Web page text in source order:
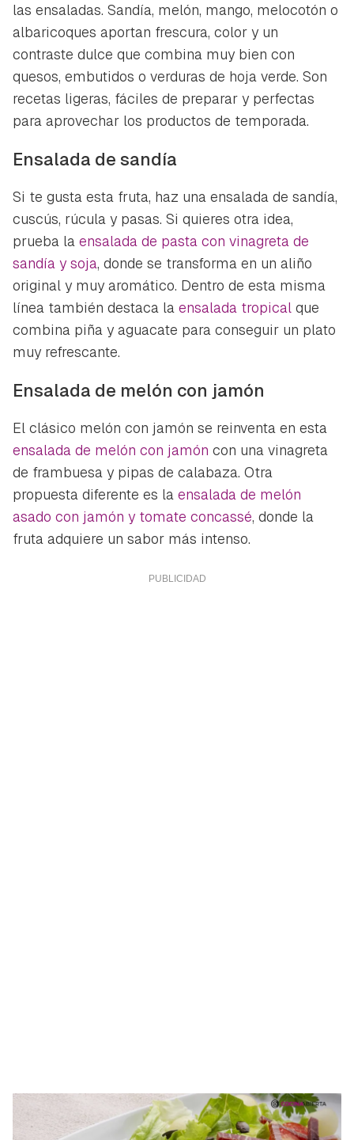
las ensaladas. Sandía, melón, mango, melocotón o
albaricoques aportan frescura, color y un
contraste dulce que combina muy bien con
quesos, embutidos o verduras de hoja verde. Son
recetas ligeras, fáciles de preparar y perfectas
para aprovechar los productos de temporada.
Ensalada de sandía
Si te gusta esta fruta, haz una ensalada de sandía,
cuscús, rúcula y pasas. Si quieres otra idea,
prueba la ensalada de pasta con vinagreta de
sandía y soja, donde se transforma en un aliño
original y muy aromático. Dentro de esta misma
línea también destaca la ensalada tropical que
combina piña y aguacate para conseguir un plato
muy refrescante.
Ensalada de melón con jamón
El clásico melón con jamón se reinventa en esta
ensalada de melón con jamón con una vinagreta
de frambuesa y pipas de calabaza. Otra
propuesta diferente es la ensalada de melón
asado con jamón y tomate concassé, donde la
fruta adquiere un sabor más intenso.